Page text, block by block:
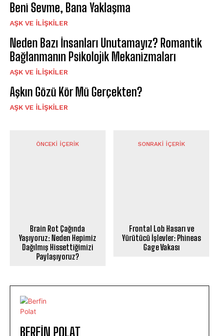
Beni Sevme, Bana Yaklaşma
AŞK VE İLIŞKILER
Neden Bazı İnsanları Unutamayız? Romantik
Bağlanmanın Psikolojik Mekanizmaları
AŞK VE İLIŞKILER
Aşkın Gözü Kör Mü Gerçekten?
AŞK VE İLIŞKILER
ÖNCEKI İÇERIK
Brain Rot Çağında
Yaşıyoruz: Neden Hepimiz
Dağılmış Hissettiğimizi
Paylaşıyoruz?
SONRAKI İÇERIK
Frontal Lob Hasarı ve
Yürütücü İşlevler: Phineas
Gage Vakası
BERFIN POLAT